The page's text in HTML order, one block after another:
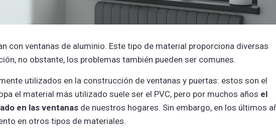
con ventanas de aluminio. Este tipo de material proporciona diversas
no obstante, los problemas también pueden ser comunes.
utilizados en la construcción de ventanas y puertas: estos son el
el material más utilizado suele ser el PVC, pero por muchos años el
en las ventanas de nuestros hogares. Sin embargo, en los últimos
en otros tipos de materiales.